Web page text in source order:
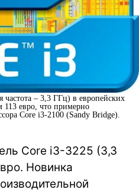
частота – 3,3 ГГц) в европейских
113 евро, что примерно
Core i3-2100 (Sandy Bridge).
Core i3-3225 (3,3
Новинка